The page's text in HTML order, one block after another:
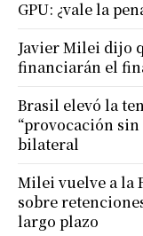
GPU: ¿vale la
Javier Milei dijo
financiarán el
Brasil elevó la
“provocación
bilateral
Milei vuelve a la
sobre
largo plazo